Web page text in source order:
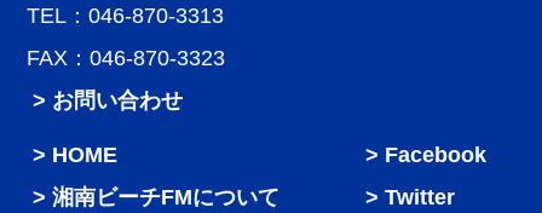
TEL：046-870-3313
FAX：046-870-3323
> お問い合わせ
HOME
湘南ビーチFMについて
Facebook
Twitter